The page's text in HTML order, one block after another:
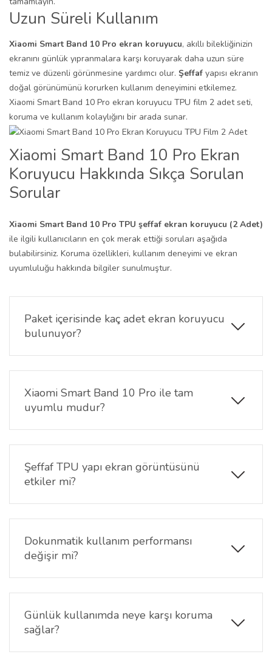
Uzun Süreli Kullanım
Xiaomi Smart Band 10 Pro ekran koruyucu, akıllı bilekliğinizin
ekranını günlük yıpranmalara karşı koruyarak daha uzun süre
temiz ve düzenli görünmesine yardımcı olur. Şeffaf yapısı ekranın
doğal görünümünü korurken kullanım deneyimini etkilemez.
Xiaomi Smart Band 10 Pro ekran koruyucu TPU film 2 adet seti,
koruma ve kullanım kolaylığını bir arada sunar.
Xiaomi Smart Band 10 Pro Ekran
Koruyucu Hakkında Sıkça Sorulan
Sorular
Xiaomi Smart Band 10 Pro TPU şeffaf ekran koruyucu (2 Adet)
ile ilgili kullanıcıların en çok merak ettiği soruları aşağıda
bulabilirsiniz. Koruma özellikleri, kullanım deneyimi ve ekran
uyumluluğu hakkında bilgiler sunulmuştur.
Paket içerisinde kaç adet ekran koruyucu
bulunuyor?
Paket içerisinde 2 adet Xiaomi Smart Band 10 Pro
TPU şeffaf ekran koruyucu bulunmaktadır.
Xiaomi Smart Band 10 Pro ile tam
uyumlu mudur?
Evet. Ürün, Xiaomi Smart Band 10 Pro ekran
ölçülerine uygun olarak hazırlanmıştır ve ekran
yüzeyine uyum sağlar.
Şeffaf TPU yapı ekran görüntüsünü
etkiler mi?
Hayır. Şeffaf yüzeyi sayesinde ekranın parlaklığı,
renkleri ve görüntü netliği korunur.
Dokunmatik kullanım performansı
değişir mi?
Hayır. TPU esnek yapısı sayesinde dokunmatik
hassasiyet korunur ve ekran akıcı şekilde
kullanılmaya devam eder.
Günlük kullanımda neye karşı koruma
sağlar?
Çizik, sürtünme ve günlük kullanım sırasında